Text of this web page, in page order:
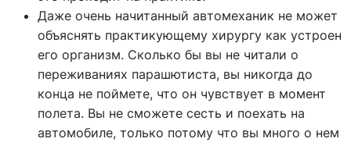
Даже очень начитанный автомеханик не может
объяснять практикующему хирургу как устроен
его организм. Сколько бы вы не читали о
переживаниях парашютиста, вы никогда до
конца не поймете, что он чувствует в момент
полета. Вы не сможете сесть и поехать на
автомобиле, только потому что вы много о нем